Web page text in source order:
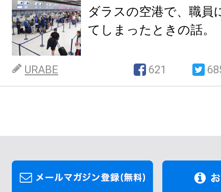
ダラスの空港で、職員
てしまったときの話。
URABE 621